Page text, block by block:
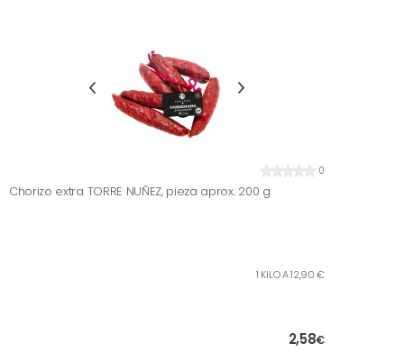
0
Chorizo extra TORRE NUÑEZ, pieza aprox. 200 g
1 KILO A 12,90 €
2,58€